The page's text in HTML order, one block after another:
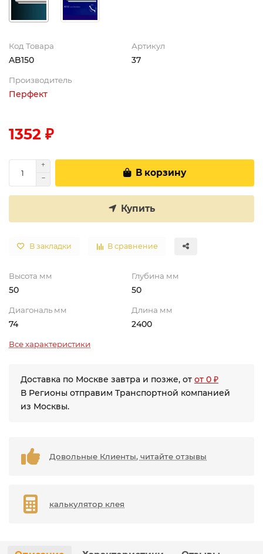
Код Товара
AB150
Артикул
37
Производитель
Перфект
1352 ₽
В корзину
Купить
В закладки В сравнение
Высота мм
50
Глубина мм
50
Диагональ мм
74
Длина мм
2400
Все характеристики
Доставка по Москве завтра и позже, от от 0 ₽
В Регионы отправим Транспортной компанией
из Москвы.
Довольные Клиенты, читайте отзывы
калькулятор клея